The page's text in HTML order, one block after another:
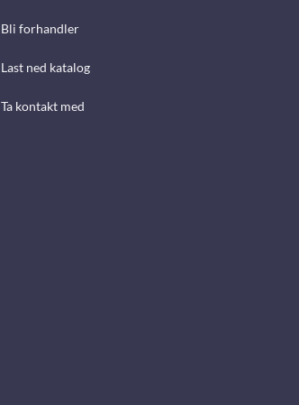
Bli forhandler
Last ned katalog
Ta kontakt med